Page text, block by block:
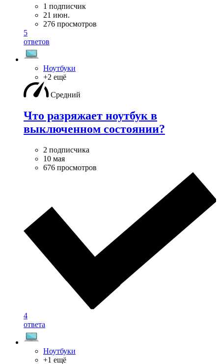
1 подписчик
21 июн.
276 просмотров
5
ответов
Ноутбуки
+2 ещё
Средний
Что разряжает ноутбук в
выключенном состоянии?
2 подписчика
10 мая
676 просмотров
4
ответа
Ноутбуки
+1 ещё